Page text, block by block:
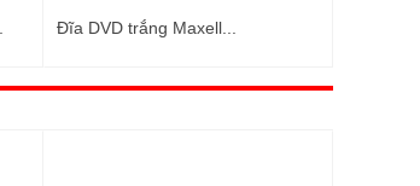
Đĩa DVD trắng Maxell...